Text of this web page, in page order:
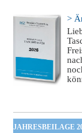
>
JAHRESBEILAGE